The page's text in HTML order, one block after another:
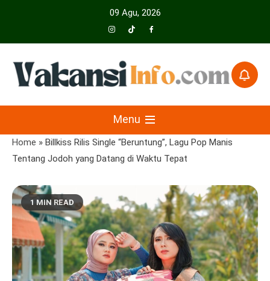
09 Agu, 2026
VakansiinfoMenu
Home » Billkiss Rilis Single “Beruntung”, Lagu Pop Manis
Tentang Jodoh yang Datang di Waktu Tepat
1 MIN READ